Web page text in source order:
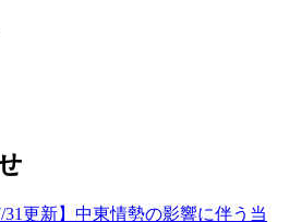
31更新】中東情勢の影響に伴う当